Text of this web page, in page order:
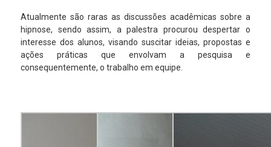
Atualmente são raras as discussões acadêmicas sobre a
hipnose, sendo assim, a palestra procurou despertar o
interesse dos alunos, visando suscitar ideias, propostas e
ações práticas que envolvam a pesquisa e
consequentemente, o trabalho em equipe.